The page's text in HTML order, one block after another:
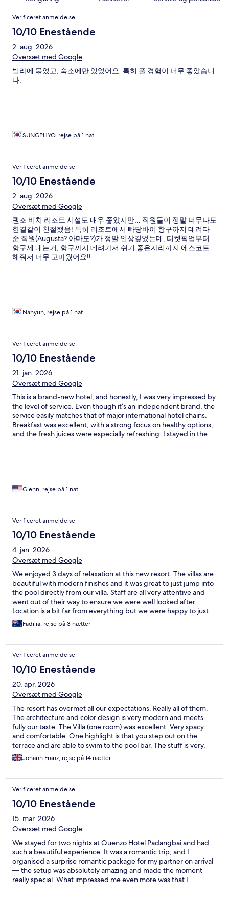
Anmeldelser
Verificeret anmeldelse
10/10 Enestående
2. aug. 2026
Oversæt med Google
빌라에 묶었고, 숙소에만 있었어요. 특히 풀 경험이 너무 좋았습니
다.
SUNGPHYO, rejse på 1 nat
Verificeret anmeldelse
10/10 Enestående
2. aug. 2026
Oversæt med Google
퀀조 비치 리조트 시설도 매우 좋았지만… 직원들이 정말 너무나도
한결같이 친절했음! 특히 리조트에서 빠당바이 항구까지 데려다
준 직원(Augusta? 아마도?)가 정말 인상깊었는데, 티켓픽업부터
항구세 내는거, 항구까지 데려가서 쉬기 좋은자리까지 에스코트
해줘서 너무 고마웠어요!!
Nahyun, rejse på 1 nat
Verificeret anmeldelse
10/10 Enestående
21. jan. 2026
Oversæt med Google
This is a brand-new hotel, and honestly, I was very impressed by
the level of service. Even though it’s an independent brand, the
service easily matches that of major international hotel chains.
Breakfast was excellent, with a strong focus on healthy options,
and the fresh juices were especially refreshing. I stayed in the
Glenn, rejse på 1 nat
Verificeret anmeldelse
10/10 Enestående
4. jan. 2026
Oversæt med Google
We enjoyed 3 days of relaxation at this new resort. The villas are
beautiful with modern finishes and it was great to just jump into
the pool directly from our villa. Staff are all very attentive and
went out of their way to ensure we were well looked after.
Location is a bit far from everything but we were happy to just
spend the our time at the resort before finishing our holiday in
Nusa Dua. Breakfast was a La Carte and plenty to choose from.
Fadilia, rejse på 3 nætter
Verificeret anmeldelse
10/10 Enestående
20. apr. 2026
Oversæt med Google
The resort has overmet all our expectations. Really all of them.
The architecture and color design is very modern and meets
fully our taste. The Villa (one room) was excellent. Very spacy
and comfortable. One highlight is that you step out on the
terrace and are able to swim to the pool bar. The stuff is very,
very friendly, always smiling, always at hand when needed. They
are acting immediately when needed. The breakfast was
aere so many selections, that it never gets bored. The basis is a
bowl of fresh cut fruits, a basked with bakery stuff, toast and
bred and butter and marmelade. We mostly relaxed and ate
more than necessary, I mean it in a good way. The restaurant
and bar is open, but under the roof, you always feel as having a
meal at the ocean, which is really, really southing. Overall the
paradise. We would recommend this place to anybody who
wants to have relaxed and luxury times at the ocean.
Johann Franz, rejse på 14 nætter
Verificeret anmeldelse
10/10 Enestående
15. mar. 2026
Oversæt med Google
We stayed for two nights at Quenzo Hotel Padangbai and had
such a beautiful experience. It was a romantic trip, and I
organised a surprise romantic package for my partner on arrival
— the setup was absolutely amazing and made the moment
really special. What impressed me even more was that I